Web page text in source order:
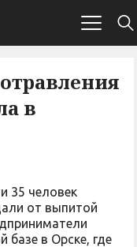
в
35 человек
от выпитой
базе в Орске, где